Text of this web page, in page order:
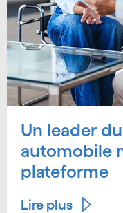
Un leader
automobile
plateforme
Lire plus